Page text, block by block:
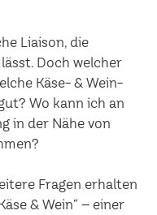
Liaison, die
Doch welcher
Käse- & Wein-
Wo kann ich an
in der Nähe von
Fragen erhalten
& Wein“ – einer